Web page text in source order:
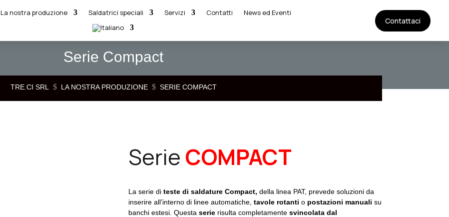
La nostra produzione Saldatrici speciali Servizi Contatti News ed Eventi
Contattaci
Serie Compact
TRE.CI SRL $ LA NOSTRA PRODUZIONE $ SERIE COMPACT
Serie COMPACT
La serie di teste di saldature Compact, della linea PAT, prevede soluzioni da
inserire all’interno di linee automatiche, tavole rotanti o postazioni manuali su
banchi estesi. Questa serierisulta completamente svincolata dal